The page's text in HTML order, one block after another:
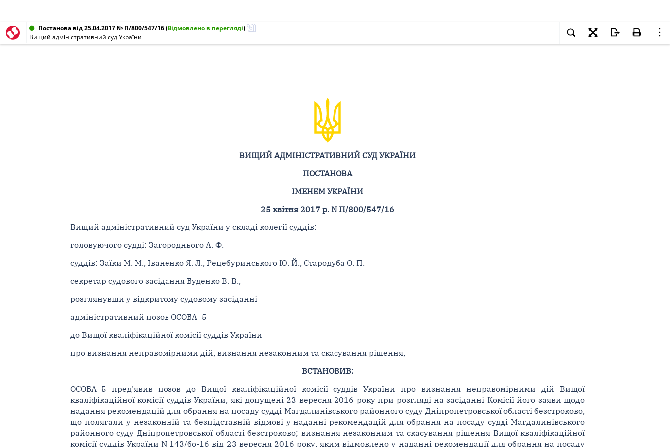
Постанова від 25.04.2017 № П/800/547/16(Відмовлено в перегляді)
Вищий адміністративний суд України
ВИЩИЙ АДМІНІСТРАТИВНИЙ СУД УКРАЇНИ
ПОСТАНОВА
ІМЕНЕМ УКРАЇНИ
25 квітня 2017 р. N П/800/547/16
Вищий адміністративний суд України у складі колегії суддів:
головуючого судді: Загороднього А. Ф.
суддів: Заїки М. М., Іваненко Я. Л., Рецебуринського Ю. Й., Стародуба О. П.
секретар судового засідання Буденко В. В.,
розглянувши у відкритому судовому засіданні
адміністративний позов ОСОБА_5
до Вищої кваліфікаційної комісії суддів України
про визнання неправомірними дій, визнання незаконним та скасування рішення,
ВСТАНОВИВ:
ОСОБА_5 пред'явив позов до Вищої кваліфікаційної комісії суддів України про визнання неправомірними дій Вищої
кваліфікаційної комісії суддів України, які допущені 23 вересня 2016 року при розгляді на засіданні Комісії його заяви щодо
надання рекомендацій для обрання на посаду судді Магдалинівського районного суду Дніпропетровської області безстроково,
що полягали у незаконній та безпідставній відмові у наданні рекомендацій для обрання на посаду судді Магдалинівського
районного суду Дніпропетровської області безстроково; визнання незаконним та скасування рішення Вищої кваліфікаційної
комісії суддів України N 143/бо-16 від 23 вересня 2016 року, яким відмовлено у наданні рекомендації для обрання на посаду